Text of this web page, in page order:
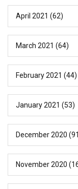
April 2021 (62)
March 2021 (64)
February 2021 (44)
January 2021 (53)
December 2020
November 2020